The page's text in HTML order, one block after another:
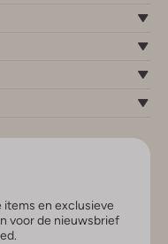
items en exclusieve
voor de nieuwsbrief